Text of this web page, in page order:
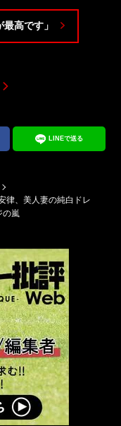
高です」
LINEで送る
律、美人妻の純白ドレ
の嵐